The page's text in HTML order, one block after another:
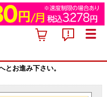
とお進み下さい。